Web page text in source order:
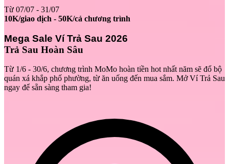
Từ 07/07 - 31/07
10K/giao dịch - 50K/cả chương trình
Mega Sale Ví Trả Sau 2026
Trả Sau Hoàn Sâu
Từ 1/6 - 30/6, chương trình MoMo hoàn tiền hot nhất năm sẽ đổ bộ
quán xá khắp phố phường, từ ăn uống đến mua sắm. Mở Ví Trả Sau
ngay để sẵn sàng tham gia!